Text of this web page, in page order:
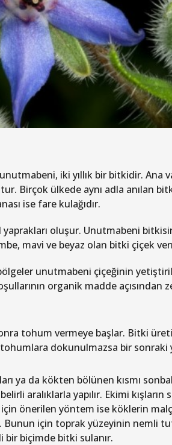
iki yıllık bir bitkidir. Ana
Birçok ülkede aynı adla anılan
ise fare kulağıdır.
oluşur. Unutmabeni
mavi ve beyaz olan bitki çiçek
unutmabeni çiçeğinin
organik madde açısından
tohum vermeye başlar. Bitki
dokunulmazsa bir sonraki
ya da kökten bölünen kısmı
aralıklarla yapılır. Ekimi
önerilen yöntem ise köklerin
için toprak yüzeyinin nemli
bir biçimde bitki sulanır.